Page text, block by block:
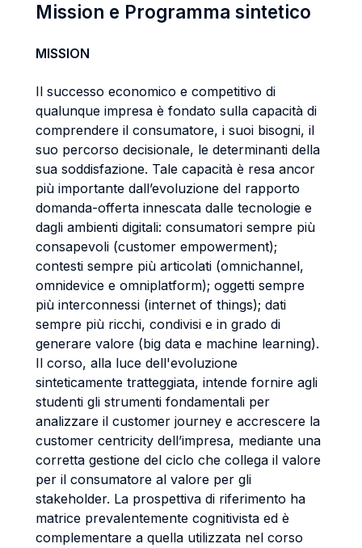
Mission e Programma sintetico
MISSION
Il successo economico e competitivo di
qualunque impresa è fondato sulla capacità di
comprendere il consumatore, i suoi bisogni, il
suo percorso decisionale, le determinanti della
sua soddisfazione. Tale capacità è resa ancor
più importante dall’evoluzione del rapporto
domanda-offerta innescata dalle tecnologie e
dagli ambienti digitali: consumatori sempre più
consapevoli (customer empowerment);
contesti sempre più articolati (omnichannel,
omnidevice e omniplatform); oggetti sempre
più interconnessi (internet of things); dati
sempre più ricchi, condivisi e in grado di
generare valore (big data e machine learning).
Il corso, alla luce dell'evoluzione
sinteticamente tratteggiata, intende fornire agli
studenti gli strumenti fondamentali per
analizzare il customer journey e accrescere la
customer centricity dell’impresa, mediante una
corretta gestione del ciclo che collega il valore
per il consumatore al valore per gli
stakeholder. La prospettiva di riferimento ha
matrice prevalentemente cognitivista ed è
complementare a quella utilizzata nel corso